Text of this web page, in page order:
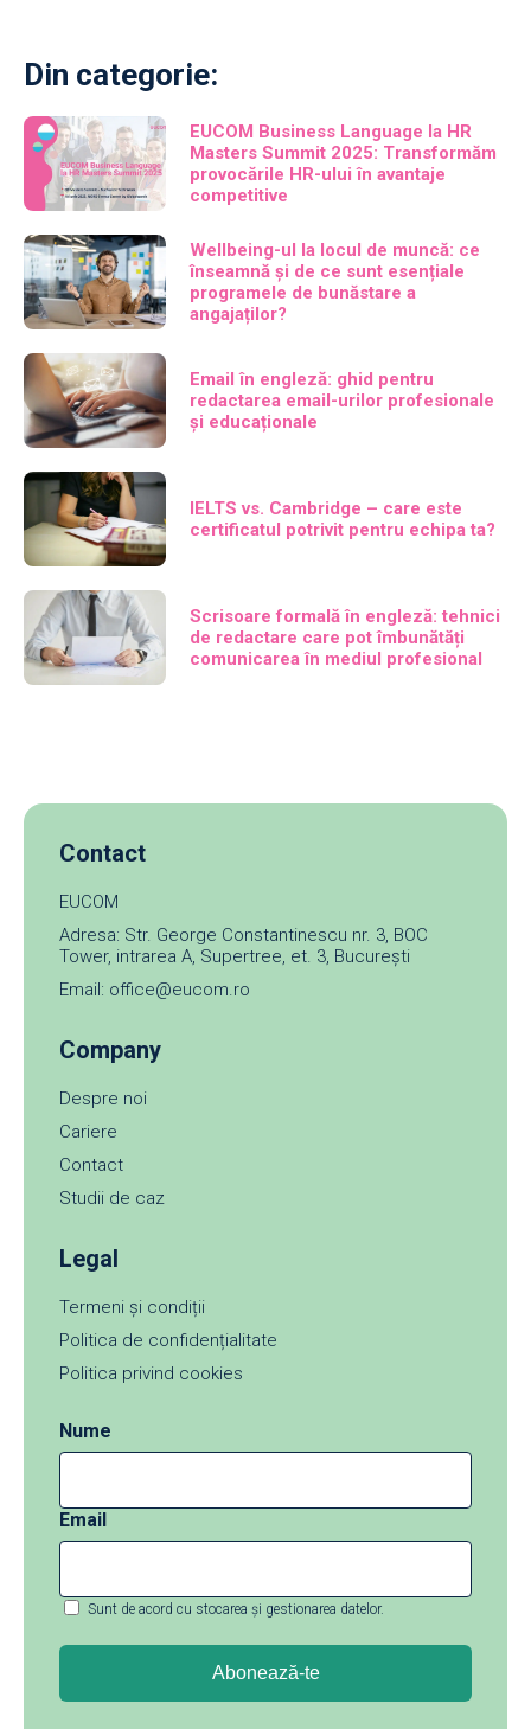
Din categorie:
EUCOM Business Language la HR
Masters Summit 2025: Transformăm
provocările HR-ului în avantaje
competitive
Wellbeing-ul la locul de muncă: ce
înseamnă și de ce sunt esențiale
programele de bunăstare a
angajaților?
Email în engleză: ghid pentru
redactarea email-urilor profesionale
și educaționale
IELTS vs. Cambridge – care este
certificatul potrivit pentru echipa ta?
Scrisoare formală în engleză: tehnici
de redactare care pot îmbunătăți
comunicarea în mediul profesional
Contact
EUCOM
Adresa: Str. George Constantinescu nr. 3, BOC
Tower, intrarea A, Supertree, et. 3, București
Email: office@eucom.ro
Company
Despre noi
Cariere
Contact
Studii de caz
Legal
Termeni și condiții
Politica de confidențialitate
Politica privind cookies
Nume
Email
Sunt de acord cu stocarea și gestionarea datelor.